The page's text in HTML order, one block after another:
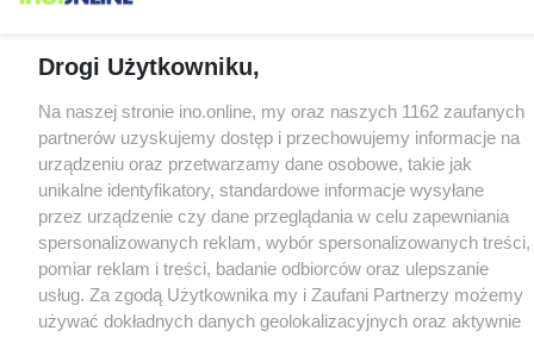
Drogi Użytkowniku,
Na naszej stronie ino.online, my oraz naszych 1162 zaufanych
partnerów uzyskujemy dostęp i przechowujemy informacje na
urządzeniu oraz przetwarzamy dane osobowe, takie jak
unikalne identyfikatory, standardowe informacje wysyłane
przez urządzenie czy dane przeglądania w celu zapewniania
spersonalizowanych reklam, wybór spersonalizowanych treści,
pomiar reklam i treści, badanie odbiorców oraz ulepszanie
usług. Za zgodą Użytkownika my i Zaufani Partnerzy możemy
używać dokładnych danych geolokalizacyjnych oraz aktywnie